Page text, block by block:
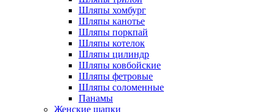
Шляпы хомбург
Шляпы канотье
Шляпы поркпай
Шляпы котелок
Шляпы цилиндр
Шляпы ковбойские
Шляпы фетровые
Шляпы соломенные
Панамы
Женские шапки